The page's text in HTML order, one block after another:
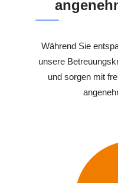
Während Sie
unsere
und sorgen mit